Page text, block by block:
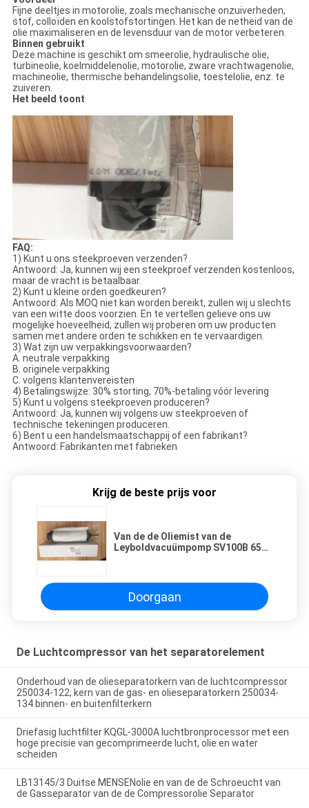
Fijne deeltjes in motorolie, zoals mechanische onzuiverheden,
stof, colloïden en koolstofstortingen. Het kan de netheid van de
olie maximaliseren en de levensduur van de motor verbeteren.
Binnen gebruikt
Deze machine is geschikt om smeerolie, hydraulische olie,
turbineolie, koelmiddelenolie, motorolie, zware vrachtwagenolie,
machineolie, thermische behandelingsolie, toestelolie, enz. te
zuiveren.
Het beeld toont
FAQ:
1) Kunt u ons steekproeven verzenden?
Antwoord: Ja, kunnen wij een steekproef verzenden kostenloos,
maar de vracht is betaalbaar.
2) Kunt u kleine orden goedkeuren?
Antwoord: Als MOQ niet kan worden bereikt, zullen wij u slechts
van een witte doos voorzien. En te vertellen gelieve ons uw
mogelijke hoeveelheid, zullen wij proberen om uw producten
samen met andere orden te schikken en te vervaardigen.
3) Wat zijn uw verpakkingsvoorwaarden?
A. neutrale verpakking
B. originele verpakking
C. volgens klantenvereisten
4) Betalingswijze: 30% storting, 70%-betaling vóór levering
5) Kunt u volgens steekproeven produceren?
Antwoord: Ja, kunnen wij volgens uw steekproeven of
technische tekeningen produceren.
6) Bent u een handelsmaatschappij of een fabrikant?
Antwoord: Fabrikanten met fabrieken
Krijg de beste prijs voor
Van de de Oliemist van de
Leyboldvacuümpomp SV100B 65B
Toebehoren
Doorgaan
De Luchtcompressor van het separatorelement
Onderhoud van de olieseparatorkern van de luchtcompressor
250034-122; kern van de gas- en olieseparatorkern 250034-
134 binnen- en buitenfilterkern
Driefasig luchtfilter KQGL-3000A luchtbronprocessor met een
hoge precisie van gecomprimeerde lucht, olie en water
scheiden
LB13145/3 Duitse MENSENolie en van de de Schroeucht van
de Gasseparator van de de Compressorolie Separator